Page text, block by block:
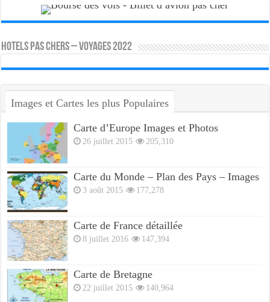
HOTELS PAS CHERS – VOYAGES 2022
Images et Cartes les plus Populaires
Carte d’Europe Images et Photos
26 juillet 2015 205,310
Carte du Monde – Plan des Pays – Images
3 août 2015 177,278
Carte de France détaillée
8 juillet 2016 147,394
Carte de Bretagne
22 juillet 2015 140,964